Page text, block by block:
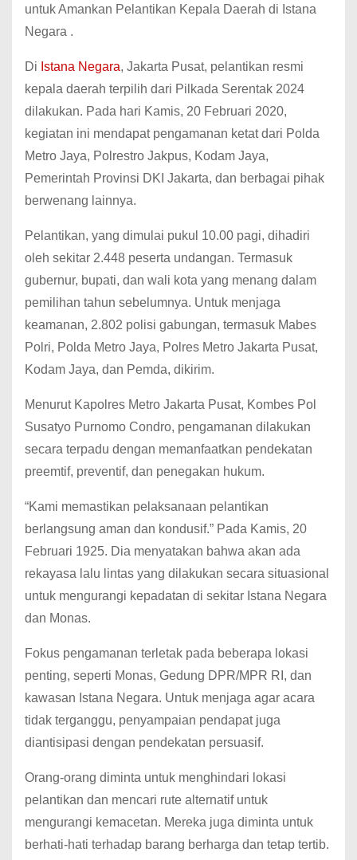
untuk Amankan Pelantikan Kepala Daerah di Istana
Negara .
Di Istana Negara, Jakarta Pusat, pelantikan resmi
kepala daerah terpilih dari Pilkada Serentak 2024
dilakukan. Pada hari Kamis, 20 Februari 2020,
kegiatan ini mendapat pengamanan ketat dari Polda
Metro Jaya, Polrestro Jakpus, Kodam Jaya,
Pemerintah Provinsi DKI Jakarta, dan berbagai pihak
berwenang lainnya.
Pelantikan, yang dimulai pukul 10.00 pagi, dihadiri
oleh sekitar 2.448 peserta undangan. Termasuk
gubernur, bupati, dan wali kota yang menang dalam
pemilihan tahun sebelumnya. Untuk menjaga
keamanan, 2.802 polisi gabungan, termasuk Mabes
Polri, Polda Metro Jaya, Polres Metro Jakarta Pusat,
Kodam Jaya, dan Pemda, dikirim.
Menurut Kapolres Metro Jakarta Pusat, Kombes Pol
Susatyo Purnomo Condro, pengamanan dilakukan
secara terpadu dengan memanfaatkan pendekatan
preemtif, preventif, dan penegakan hukum.
“Kami memastikan pelaksanaan pelantikan
berlangsung aman dan kondusif.” Pada Kamis, 20
Februari 1925. Dia menyatakan bahwa akan ada
rekayasa lalu lintas yang dilakukan secara situasional
untuk mengurangi kepadatan di sekitar Istana Negara
dan Monas.
Fokus pengamanan terletak pada beberapa lokasi
penting, seperti Monas, Gedung DPR/MPR RI, dan
kawasan Istana Negara. Untuk menjaga agar acara
tidak terganggu, penyampaian pendapat juga
diantisipasi dengan pendekatan persuasif.
Orang-orang diminta untuk menghindari lokasi
pelantikan dan mencari rute alternatif untuk
mengurangi kemacetan. Mereka juga diminta untuk
berhati-hati terhadap barang berharga dan tetap tertib.